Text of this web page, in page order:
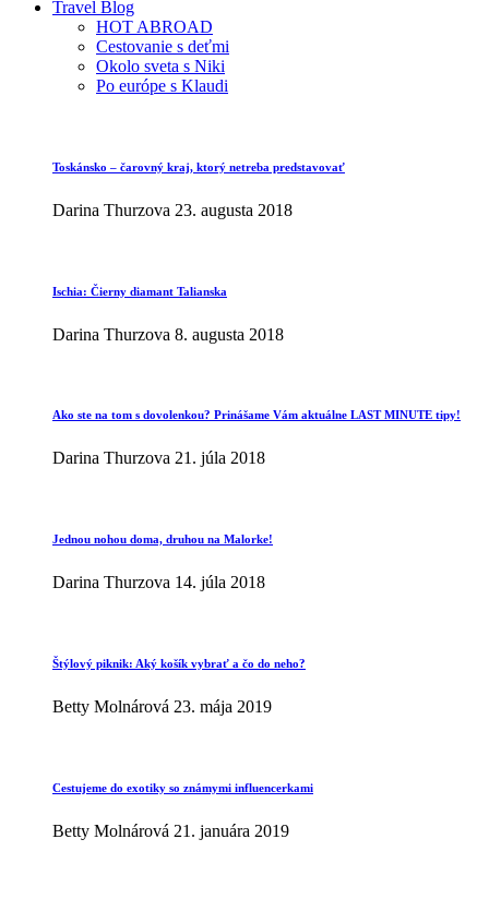
Travel Blog
HOT ABROAD
Cestovanie s deťmi
Okolo sveta s Niki
Po európe s Klaudi
Toskánsko – čarovný kraj, ktorý netreba predstavovať
Darina Thurzova 23. augusta 2018
Ischia: Čierny diamant Talianska
Darina Thurzova 8. augusta 2018
Ako ste na tom s dovolenkou? Prinášame Vám aktuálne LAST MINUTE tipy!
Darina Thurzova 21. júla 2018
Jednou nohou doma, druhou na Malorke!
Darina Thurzova 14. júla 2018
Štýlový piknik: Aký košík vybrať a čo do neho?
Betty Molnárová 23. mája 2019
Cestujeme do exotiky so známymi influencerkami
Betty Molnárová 21. januára 2019